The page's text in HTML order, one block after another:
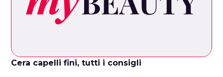
Cera capelli fini, tutti i consigli